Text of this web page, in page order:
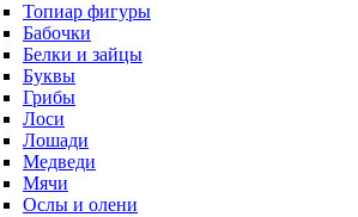
Топиар фигуры
Бабочки
Белки и зайцы
Буквы
Грибы
Лоси
Лошади
Медведи
Мячи
Ослы и олени